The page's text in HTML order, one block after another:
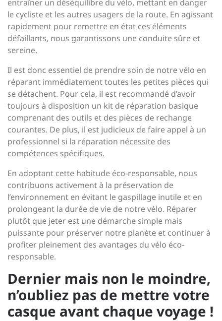
entraîner un déséquilibre du vélo, mettant en danger
le cycliste et les autres usagers de la route. En agissant
rapidement pour remettre en état ces éléments
défaillants, nous garantissons une conduite sûre et
sereine.
Il est donc essentiel de prendre soin de notre vélo en
réparant immédiatement toutes les petites pièces qui
se détachent. Pour cela, il est recommandé d’avoir
toujours à disposition un kit de réparation basique
comprenant des outils et des pièces de rechange
courantes. De plus, il est judicieux de faire appel à un
professionnel si la réparation nécessite des
compétences spécifiques.
En adoptant cette habitude éco-responsable, nous
contribuons activement à la préservation de
l’environnement en évitant le gaspillage inutile et en
prolongeant la durée de vie de notre vélo. Réparer
plutôt que jeter est une démarche simple mais
puissante pour préserver notre planète et continuer à
profiter pleinement des avantages du vélo éco-
responsable.
Dernier mais non le moindre,
n’oubliez pas de mettre votre
casque avant chaque voyage !